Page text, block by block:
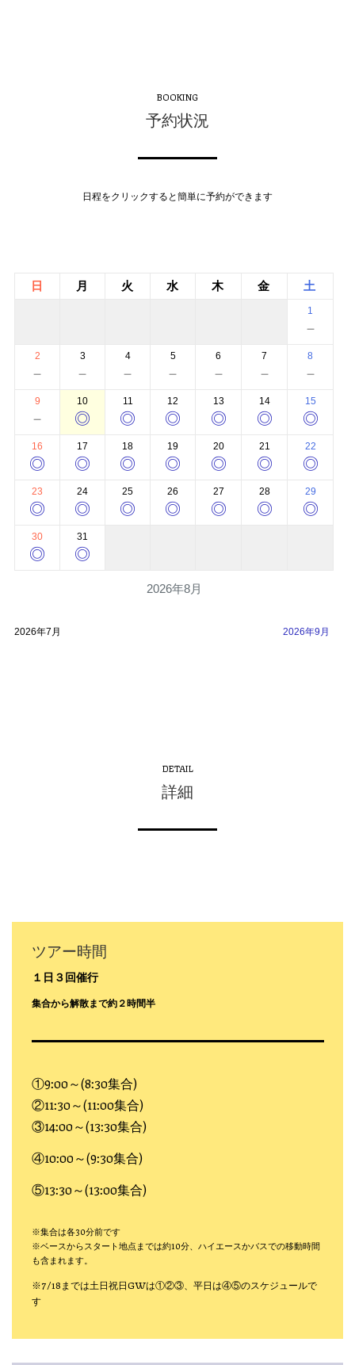
BOOKING
予約状況
日程をクリックすると簡単に予約ができます
2026年8月
日 月 火 水 木 金 土
1
－
2
－
3
－
4
－
5
－
6
－
7
－
8
－
9
－
10
◎
11
◎
12
◎
13
◎
14
◎
15
◎
16
◎
17
◎
18
◎
19
◎
20
◎
21
◎
22
◎
23
◎
24
◎
25
◎
26
◎
27
◎
28
◎
29
◎
30
◎
31
◎
2026年7月 2026年9月
DETAIL
詳細
ツアー時間
１日３回催行
集合から解散まで約２時間半
①9:00～(8:30集合)
②11:30～(11:00集合)
③14:00～(13:30集合)
④10:00～(9:30集合)
⑤13:30～(13:00集合)
※集合は各30分前です
※ベースからスタート地点までは約10分、ハイエースかバスでの移動時間
も含まれます。
※7/18までは土日祝日GWは①②③、平日は④⑤のスケジュールで
す